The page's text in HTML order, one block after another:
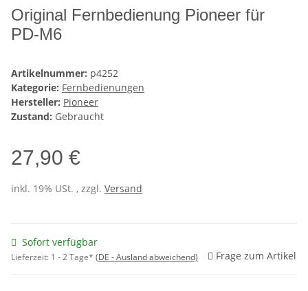
Original Fernbedienung Pioneer für
PD-M6
Artikelnummer: p4252
Kategorie: Fernbedienungen
Hersteller: Pioneer
Zustand: Gebraucht
27,90 €
inkl. 19% USt. , zzgl. Versand
Sofort verfügbar
Lieferzeit: 1 - 2 Tage* (DE - Ausland abweichend) Frage zum Artikel